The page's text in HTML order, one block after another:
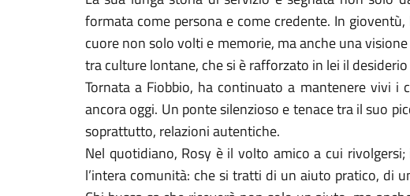
formata come persona e come credente. In
cuore non solo volti e memorie, ma anche una
tra culture lontane, che si è rafforzato in lei il
Tornata a Fiobbio, ha continuato a mantenere vivi
ancora oggi. Un ponte silenzioso e tenace tra il suo
soprattutto, relazioni autentiche.
Nel quotidiano, Rosy è il volto amico a cui
l’intera comunità: che si tratti di un aiuto pratico, di